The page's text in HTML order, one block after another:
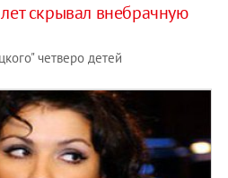
скрывал внебрачную
четверо детей